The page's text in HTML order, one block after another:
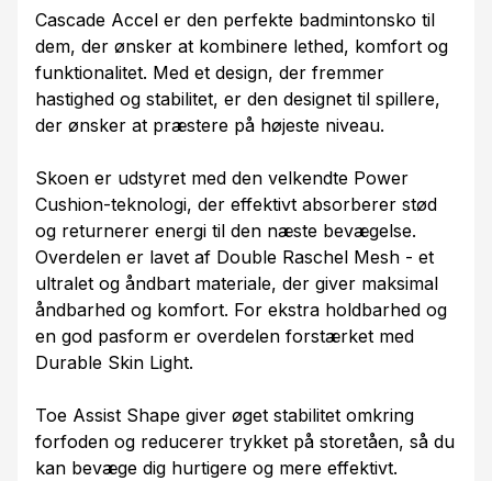
Cascade Accel er den perfekte badmintonsko til
dem, der ønsker at kombinere lethed, komfort og
funktionalitet. Med et design, der fremmer
hastighed og stabilitet, er den designet til spillere,
der ønsker at præstere på højeste niveau.
Skoen er udstyret med den velkendte Power
Cushion-teknologi, der effektivt absorberer stød
og returnerer energi til den næste bevægelse.
Overdelen er lavet af Double Raschel Mesh - et
ultralet og åndbart materiale, der giver maksimal
åndbarhed og komfort. For ekstra holdbarhed og
en god pasform er overdelen forstærket med
Durable Skin Light.
Toe Assist Shape giver øget stabilitet omkring
forfoden og reducerer trykket på storetåen, så du
kan bevæge dig hurtigere og mere effektivt.